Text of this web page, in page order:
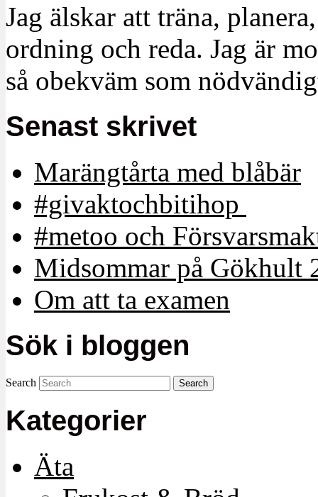
Jag älskar att träna,
ordning och reda. Jag är
så obekväm som
Senast skrivet
Marängtårta med blåbär
#givaktochbitihop
#metoo och
Midsommar på Gökhult
Om att ta examen
Sök i bloggen
Search
Kategorier
Äta